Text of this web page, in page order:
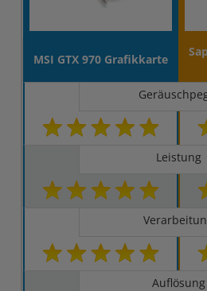
MSI GTX 970 Grafikkarte
Leistung
Auflösung